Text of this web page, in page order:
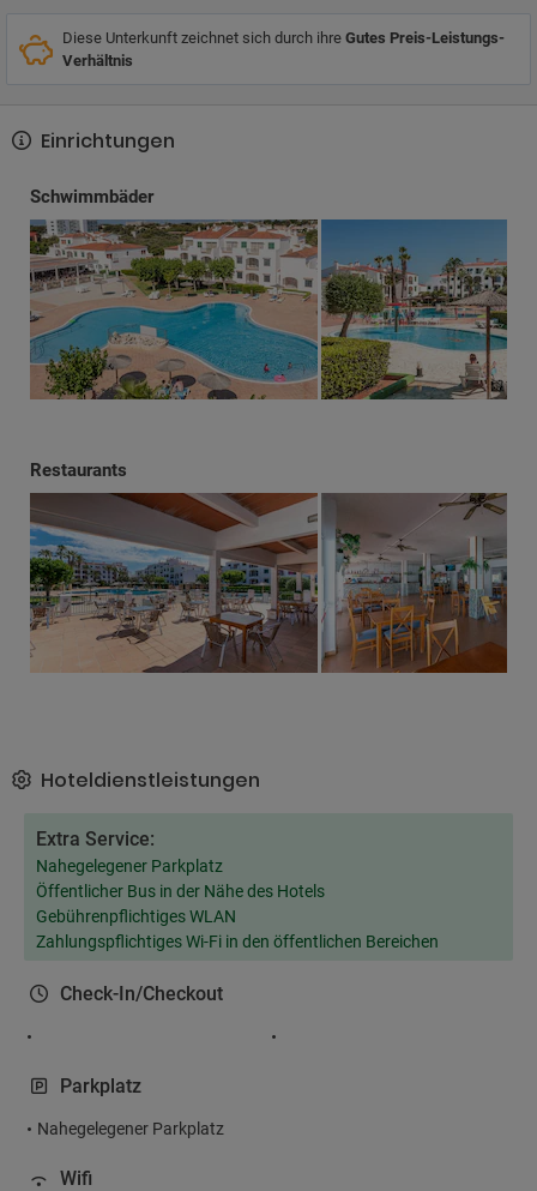
Diese Unterkunft zeichnet sich durch ihre Gutes Preis-Leistungs-
Verhältnis
Einrichtungen
Schwimmbäder
Restaurants
Hoteldienstleistungen
Extra Service:
Nahegelegener Parkplatz
Öffentlicher Bus in der Nähe des Hotels
Gebührenpflichtiges WLAN
Zahlungspflichtiges Wi-Fi in den öffentlichen Bereichen
Check-In/Checkout
Parkplatz
Nahegelegener Parkplatz
Wifi